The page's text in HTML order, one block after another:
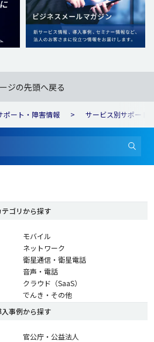
ジの先頭へ戻る
ポート・障害情報 サービス別サポート
テゴリから探す
モバイル
ネットワーク
衛星通信・衛星電話
音声・電話
クラウド（SaaS）
でんき・その他
入事例から探す
官公庁・公益法人